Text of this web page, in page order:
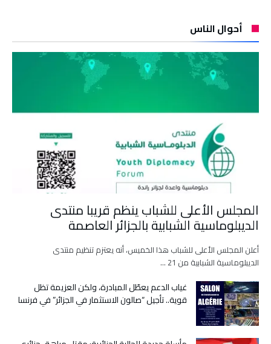
أحوال الناس
المجلس الأعلى للشباب ينظم قريبا منتدى
الديبلوماسية الشبابية بالجزائر العاصمة
أعلن المجلس الأعلى للشباب هذا الخميس، أنه يعتزم تنظيم منتدى
الديبلوماسية الشبابية من 21 …
غياب الدعم يعطّل المبادرة، ولكن العزيمة تظل
قوية.. تأجيل “صالون الاستثمار في الجزائر” في فرنسا